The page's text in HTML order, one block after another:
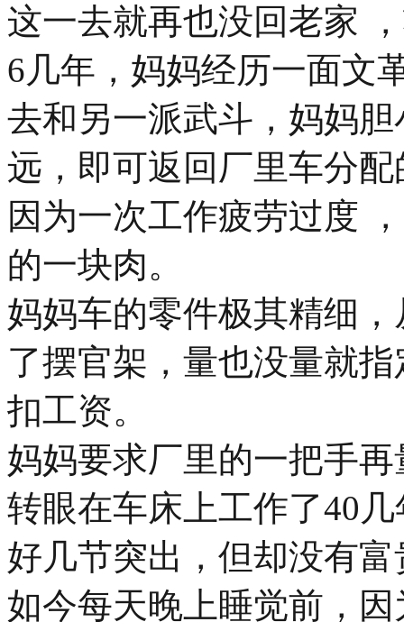
这一去就再也没回老家
6几年，妈妈经历一面文
去和另一派武斗，妈妈
远，即可返回厂里车分
因为一次工作疲劳过度
的一块肉。
妈妈车的零件极其精细
了摆官架，量也没量就
扣工资。
妈妈要求厂里的一把手
转眼在车床上工作了40
好几节突出，但却没有
如今每天晚上睡觉前，